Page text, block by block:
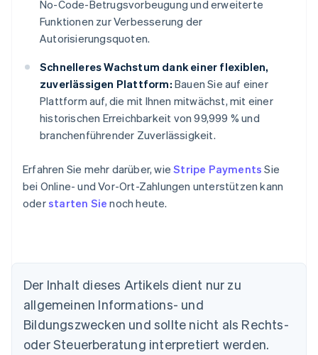
No-Code-Betrugsvorbeugung und erweiterte
Funktionen zur Verbesserung der
Autorisierungsquoten.
Schnelleres Wachstum dank einer flexiblen,
zuverlässigen Plattform: Bauen Sie auf einer
Plattform auf, die mit Ihnen mitwächst, mit einer
historischen Erreichbarkeit von 99,999 % und
branchenführender Zuverlässigkeit.
Erfahren Sie mehr darüber, wieStripe Payments Sie
bei Online- und Vor-Ort-Zahlungen unterstützen kann
oderstarten Sie noch heute.
Der Inhalt dieses Artikels dient nur zu
allgemeinen Informations- und
Bildungszwecken und sollte nicht als Rechts-
oder Steuerberatung interpretiert werden.
Australien
English